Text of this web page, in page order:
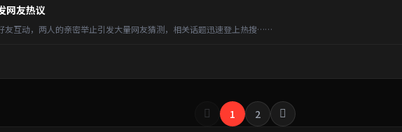
网友热议
友互动，两人的亲密举止引发大量网友猜测，相关话题迅速登上热搜……
1 2